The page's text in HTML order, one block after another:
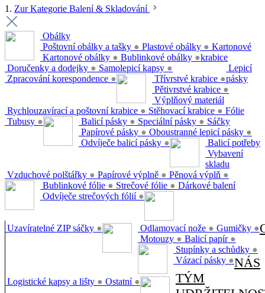
1. Zur Kategorie Balení & Skladování
Obálky
Poštovní obálky a tašky ● Plastové obálky ●
Kartonové obálky ● Bublinkové obálky ●
Doručenky a dodejky ● Samolepicí kapsy ●
Zpracování korespondence ●
Kartonové
krabice
Třívrstvé krabice ●
Pětivrstvé krabice ●
Rychlouzavírací a poštovní krabice ● Stěhovací krabice ●
Tubusy ●
Lepicí
pásky
Balicí pásky ● Speciální pásky ●
Papírové pásky ● Oboustranné lepicí pásky ●
Odvíječe balicí pásky ●
Výplňový materiál
Vzduchové polštářky ● Papírové výplně ● Pěnová výplň ●
Fólie
Bublinkové fólie ● Strečové fólie ●
Odvíječe strečových fólií ●
Sáčky
Uzavíratelné ZIP sáčky ●
Balicí potřeby
Odlamovací nože ● Gumičky ●
Motouzy ● Balicí papír ●
Vybavení
skladu
Stupínky a schůdky ●
Vázací pásky ●
Logistické kapsy a lišty ● Ostatní ●
Dárkové balení
NÁS
TÝM